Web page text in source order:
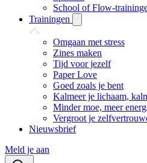
School of Flow-
Trainingen
Omgaan met stress
Zines maken
Tijd voor jezelf
Paper Love
Goed zoals je bent
Kalmeer je lichaam,
Minder moe, meer
Vergroot je
Nieuwsbrief
Meld je aan